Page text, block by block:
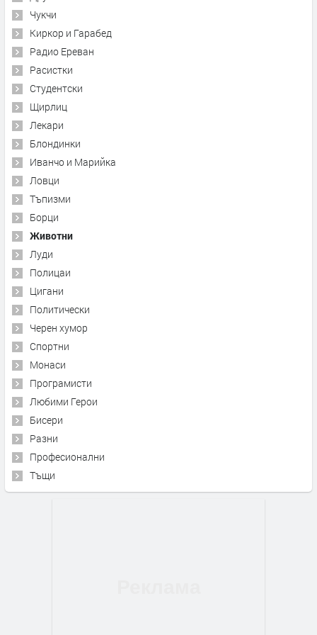
Чукчи
Киркор и Гарабед
Радио Ереван
Расистки
Студентски
Щирлиц
Лекари
Блондинки
Иванчо и Марийка
Ловци
Тъпизми
Борци
Животни
Луди
Полицаи
Цигани
Политически
Черен хумор
Спортни
Монаси
Програмисти
Любими Герои
Бисери
Разни
Професионални
Тъщи